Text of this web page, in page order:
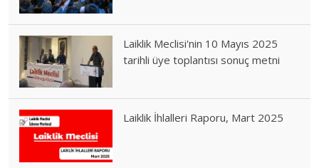
Laiklik Meclisi'nin 10 Mayıs 2025
tarihli üye toplantısı sonuç metni
Laiklik İhlalleri Raporu, Mart 2025